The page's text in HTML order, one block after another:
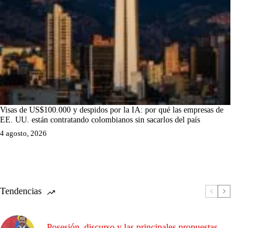
Visas de US$100.000 y despidos por la IA: por qué las empresas de
EE. UU. están contratando colombianos sin sacarlos del país
4 agosto, 2026
Tendencias